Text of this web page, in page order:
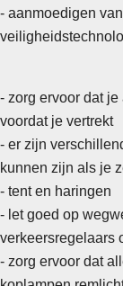
- aanmoedigen
- zorg ervoor dat
voordat je vertrekt
- er zijn
kunnen zijn als je
- tent en haringen
- let goed op
verkeersregelaars
- zorg ervoor dat